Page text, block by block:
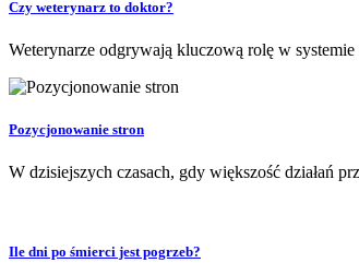
Czy weterynarz to doktor?
Weterynarze odgrywają kluczową rolę w
Pozycjonowanie stron
W dzisiejszych czasach, gdy większość działań
Ile dni po śmierci jest pogrzeb?